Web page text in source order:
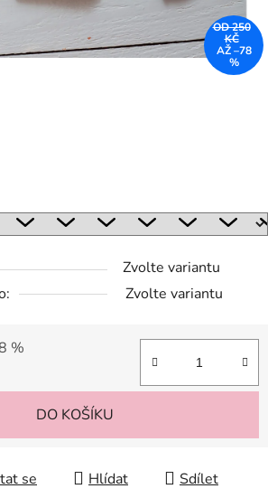
Zvolte variantu
Zvolte variantu
%
DO KOŠÍKU
se Hlídat Sdílet
OD 250
KČ
AŽ –78
%